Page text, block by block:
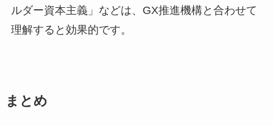
ルダー資本主義」などは、GX推進機構と合わせて
理解すると効果的です。
まとめ